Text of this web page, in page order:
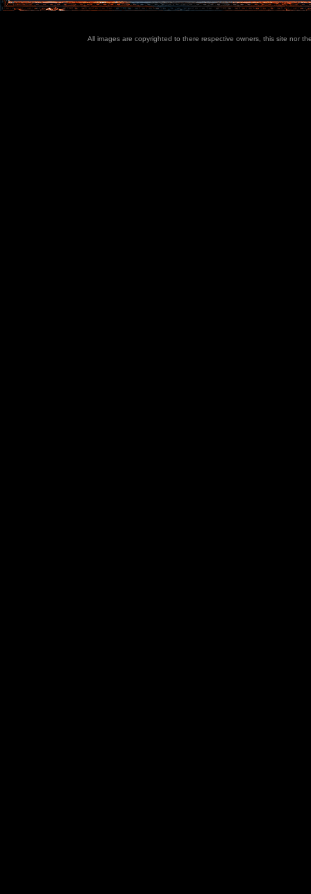
All images are copyrighted to there respective owners, this site nor